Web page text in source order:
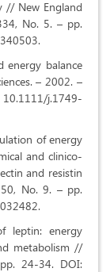
// New England
No. 5. – pp.
energy balance
– 2002. –
j.1749-
of energy
and clinico-
and resistin
No. 9. – pp.
leptin: energy
metabolism //
24-34. DOI: